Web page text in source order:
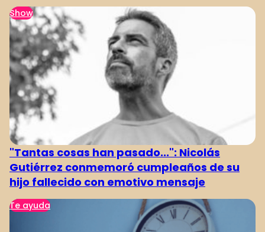
Show
"Tantas cosas han pasado...": Nicolás
Gutiérrez conmemoró cumpleaños de su
hijo fallecido con emotivo mensaje
Te ayuda